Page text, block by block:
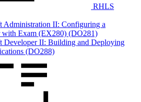
RHLS
Administration II: Configuring a
with Exam (EX280) (DO281)
Developer II: Building and Deploying
(DO288)